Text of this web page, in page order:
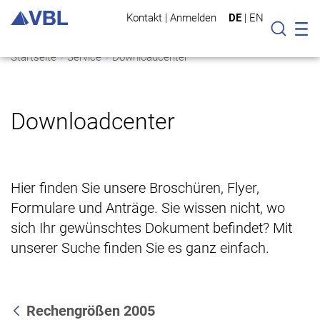
Kontakt | Anmelden DE | EN
Suche
Startseite Service Downloadcenter
Downloadcenter
Hier finden Sie unsere Broschüren, Flyer,
Formulare und Anträge. Sie wissen nicht, wo
sich Ihr gewünschtes Dokument befindet? Mit
unserer Suche finden Sie es ganz einfach.
Rechengrößen 2005